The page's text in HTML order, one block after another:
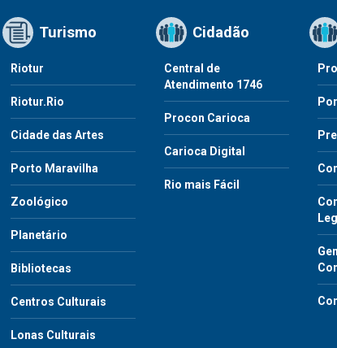
Turismo
Riotur
Riotur.Rio
Cidade das Artes
Porto Maravilha
Zoológico
Planetário
Bibliotecas
Centros Culturais
Lonas Culturais
Cidadão
Central de
Atendimento 1746
Procon Carioca
Carioca Digital
Rio mais Fácil